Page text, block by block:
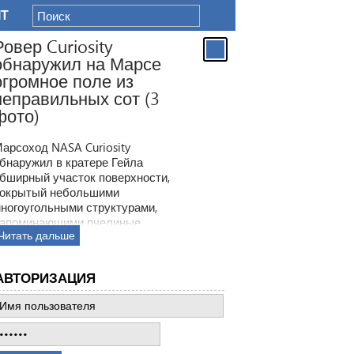
Curiosity
на Марсе
поле из
сот (3
NASA Curiosity
в кратере Гейла
участок поверхности,
небольшими
структурами,
пчелиные
Ранее ровер находил
все предыдущее такие
дальше